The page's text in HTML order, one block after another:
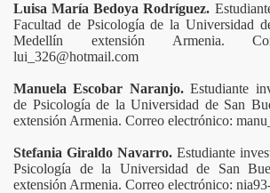
Luisa María Bedoya Rodríguez.
Facultad de Psicología de la Universidad
Medellín extensión Armenia.
lui_326@hotmail.com
Manuela Escobar Naranjo.Estudiante
de Psicología de la Universidad de San
extensión Armenia. Correo electrónico:
Stefania Giraldo Navarro. Estudiante
Psicología de la Universidad de San
extensión Armenia. Correo electrónico: